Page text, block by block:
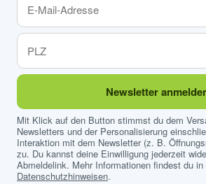
Newsletter
Mit Klick auf den Button stimmst du dem
Newsletters und der Personalisierung
Interaktion mit dem Newsletter (z. B.
zu. Du kannst deine Einwilligung jederzeit
Abmeldelink. Mehr Informationen findest du in
Datenschutzhinweisen.